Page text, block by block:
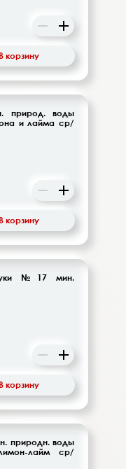
В корзину
природ. воды
и лайма ср/
В корзину
№17 мин.
В корзину
природн. воды
лайм ср/